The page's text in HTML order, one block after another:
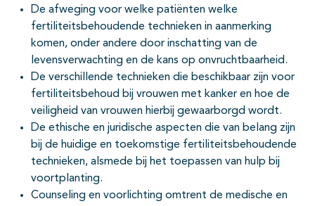
De afweging voor welke patiënten welke
fertiliteitsbehoudende technieken in aanmerking
komen, onder andere door inschatting van de
levensverwachting en de kans op onvruchtbaarheid.
De verschillende technieken die beschikbaar zijn voor
fertiliteitsbehoud bij vrouwen met kanker en hoe de
veiligheid van vrouwen hierbij gewaarborgd wordt.
De ethische en juridische aspecten die van belang zijn
bij de huidige en toekomstige fertiliteitsbehoudende
technieken, alsmede bij het toepassen van hulp bij
voortplanting.
Counseling en voorlichting omtrent de medische en